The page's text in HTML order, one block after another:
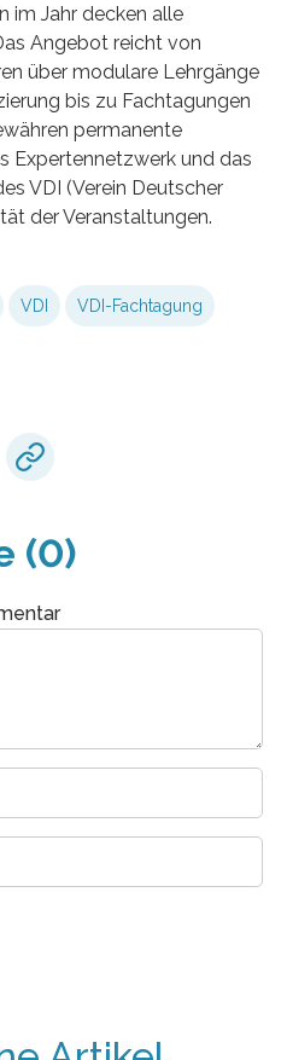
im Jahr decken alle
Angebot reicht von
über modulare Lehrgänge
bis zu Fachtagungen
permanente
Expertennetzwerk und das
VDI (Verein Deutscher
der Veranstaltungen.
VDI VDI-Fachtagung
(0)